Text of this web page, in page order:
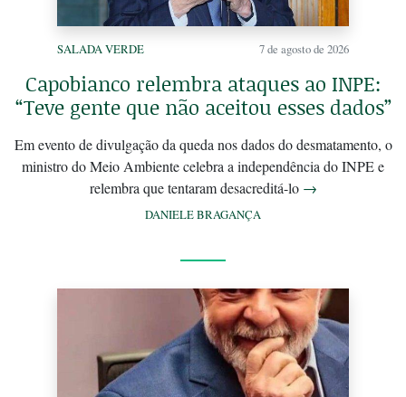
SALADA VERDE 7 de agosto de 2026
Capobianco relembra ataques ao INPE:
“Teve gente que não aceitou esses dados”
Em evento de divulgação da queda nos dados do desmatamento, o
ministro do Meio Ambiente celebra a independência do INPE e
relembra que tentaram desacreditá-lo →
DANIELE BRAGANÇA